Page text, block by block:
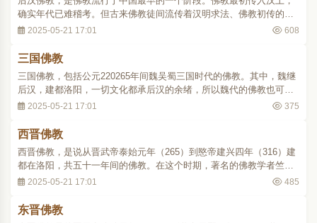
确实年代已难稽考。但古来佛教徒间流传着汉明求法、佛教初传的史
话，同时也传说汉明之前佛教即已传入，两说各自发展。最后，汉明
分别述之如次：（1）汉明帝以前佛教传来说..
2025-05-21 17:01 608
三国佛教
三国佛教，包括公元220265年间魏吴蜀三国时代的佛教。其中，魏继
后汉，建都洛阳，一切文化都承后汉的余绪，所以魏代的佛教也可说
是后汉佛教的延长。在这个时期，有天竺、安息、康居等国的沙门昙
（227239年）曾大起浮屠（见《魏书.释老志..
2025-05-21 17:01 375
西晋佛教
西晋佛教，是说从晋武帝泰始元年（265）到愍帝建兴四年（316）建
都在洛阳，共五十一年间的佛教。在这个时期，著名的佛教学者竺法
护、安法钦、彊梁娄至等人分别在敦煌、洛阳、天水、长安、嵩山、
他佛教活动，因此佛教比起前代来有了相当的..
2025-05-21 17:01 485
东晋佛教